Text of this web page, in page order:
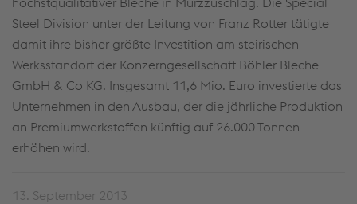
Steel Division unter der Leitung von Franz Rotter tätigte
damit ihre bisher größte Investition am steirischen
Werksstandort der Konzerngesellschaft Böhler Bleche
GmbH & Co KG. Insgesamt 11,6 Mio. Euro investierte das
Unternehmen in den Ausbau, der die jährliche Produktion
an Premiumwerkstoffen künftig auf 26.000 Tonnen
erhöhen wird.
13. September 2013